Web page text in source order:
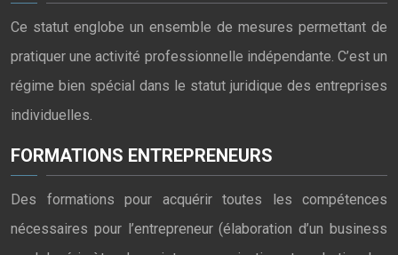
Ce statut englobe un ensemble de mesures permettant de
pratiquer une activité professionnelle indépendante. C’est un
régime bien spécial dans le statut juridique des entreprises
individuelles.
FORMATIONS ENTREPRENEURS
Des formations pour acquérir toutes les compétences
nécessaires pour l’entrepreneur (élaboration d’un business